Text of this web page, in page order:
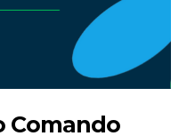
Comando